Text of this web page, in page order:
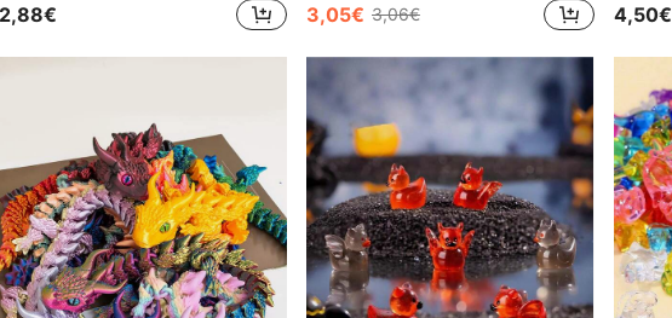
2,88€ 3,05€ 3,06€ 4,50€